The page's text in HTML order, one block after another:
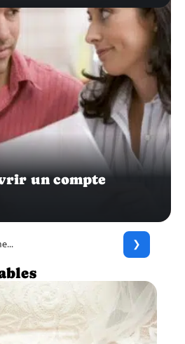
un compte